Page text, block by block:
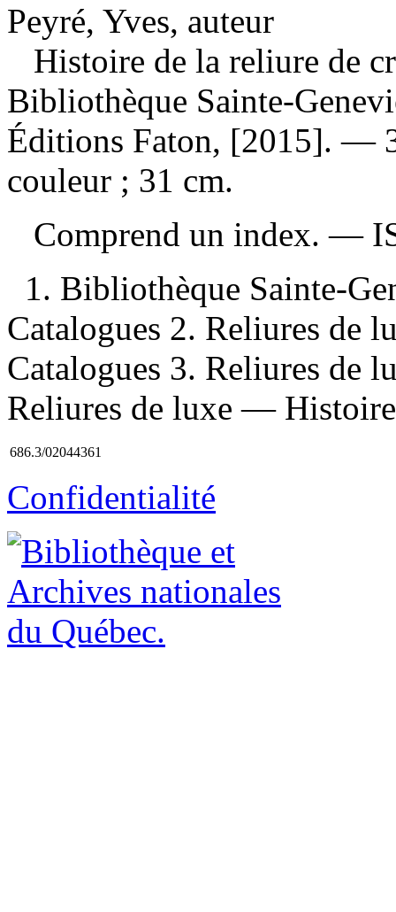
Peyré, Yves, auteur
Histoire de la reliure de
Bibliothèque Sainte-
Éditions Faton, [2015]. —
couleur ; 31 cm.
Comprend un index. —
1. Bibliothèque Sainte-
Catalogues 2. Reliures
Catalogues 3. Reliures
Reliures de luxe —
686.3/02044361
Confidentialité